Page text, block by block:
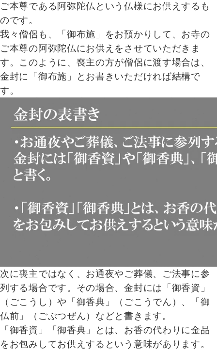
ご本尊である阿弥陀仏という仏様にお供えするも
のです。
我々僧侶も、「御布施」をお預かりして、お寺の
ご本尊の阿弥陀仏にお供えをさせていただきま
す。このように、喪主の方が僧侶に渡す場合は、
金封に「御布施」とお書きいただければ結構で
す。
次に喪主ではなく、お通夜やご葬儀、ご法事に参
列する場合です。その場合、金封には「御香資」
（ごこうし）や「御香典」（ごこうでん）、「御
仏前」（ごぶつぜん）などと書きます。
「御香資」「御香典」とは、お香の代わりに金品
をお包みしてお供えするという意味があります。